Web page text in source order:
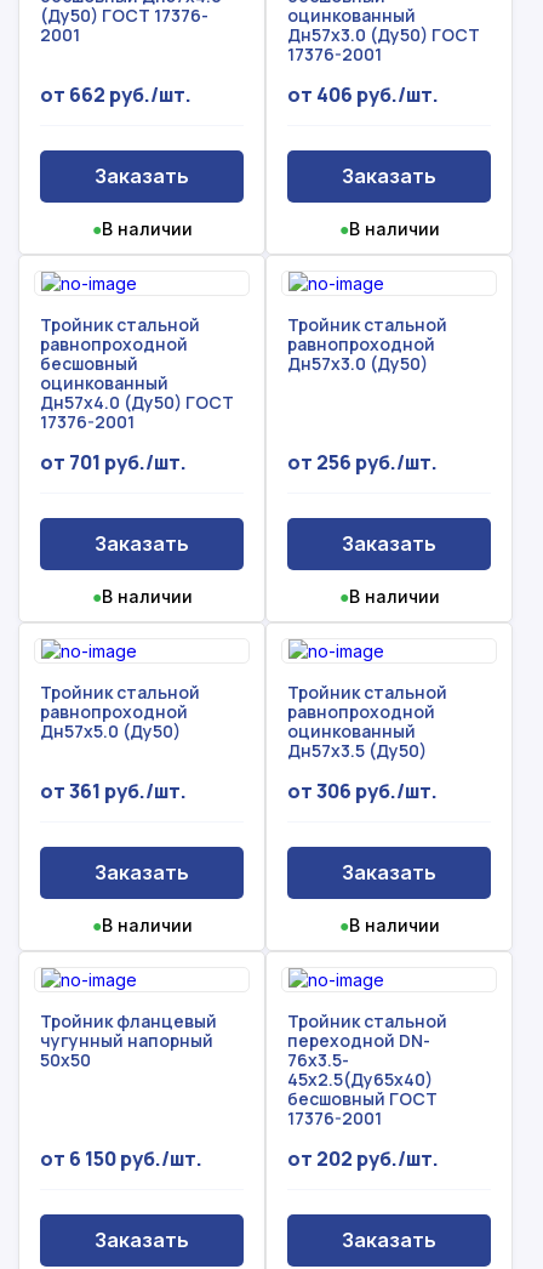
(Ду50) ГОСТ 17376-
2001
от 662 руб./шт.
Заказать
●В наличии
оцинкованный
Дн57х3.0 (Ду50) ГОСТ
17376-2001
от 406 руб./шт.
Заказать
●В наличии
Тройник стальной
равнопроходной
бесшовный
оцинкованный
Дн57х4.0 (Ду50) ГОСТ
17376-2001
от 701 руб./шт.
Заказать
●В наличии
Тройник стальной
равнопроходной
Дн57х3.0 (Ду50)
от 256 руб./шт.
Заказать
●В наличии
Тройник стальной
равнопроходной
Дн57х5.0 (Ду50)
от 361 руб./шт.
Заказать
●В наличии
Тройник стальной
равнопроходной
оцинкованный
Дн57х3.5 (Ду50)
от 306 руб./шт.
Заказать
●В наличии
Тройник фланцевый
чугунный напорный
50х50
от 6 150 руб./шт.
Заказать
Тройник стальной
переходной DN-
76х3.5-
45х2.5(Ду65х40)
бесшовный ГОСТ
17376-2001
от 202 руб./шт.
Заказать